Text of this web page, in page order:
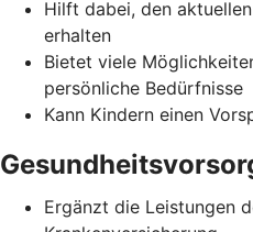
Hilft dabei, den
erhalten
Bietet viele
persönliche Bedürfnisse
Kann Kindern einen
Ergänzt die Leistungen